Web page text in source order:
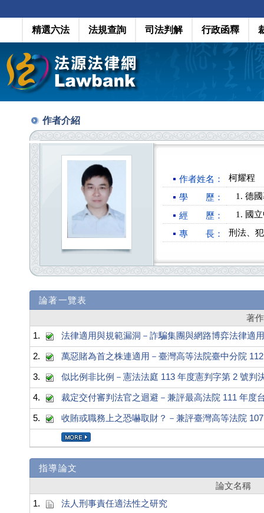
精選六法 法規查詢 司法判解 行政函釋
作者介紹
作者姓名： 柯耀程
學 歷： 德
經 歷： 國
專 長： 刑法、
論著一覽表
著
1.
法律適用與規範漏洞－詐騙集團與網路博弈法律適
2. 萬惡賭為首之株連適用－臺灣高等法院臺中分院
3. 似比例非比例－憲法法庭 113 年度憲判字第 2 號判
4. 裁定交付審判法官之迴避－兼評最高法院 111 年度
5. 收賄或職務上之恐嚇取財？－兼評臺灣高等法院
指導論文
論文名稱
1.
法人刑事責任適法性之研究